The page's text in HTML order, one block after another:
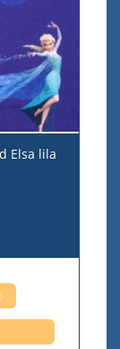
Elsa lila